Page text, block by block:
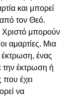
και μπορεί
τον Θεό.
Χριστό μπορούν
αμαρτίες. Μια
έκτρωση, ένας
την έκτρωση ή
που έχει
να